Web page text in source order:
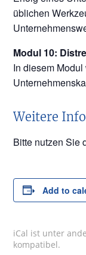
üblichen
Modul 10:
In diesem
Weitere
Bitte nutzen Sie
Add to
iCal ist unter
kompatibel.